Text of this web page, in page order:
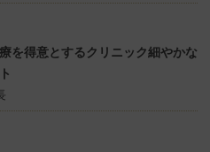
を得意とするクリニック細やかな